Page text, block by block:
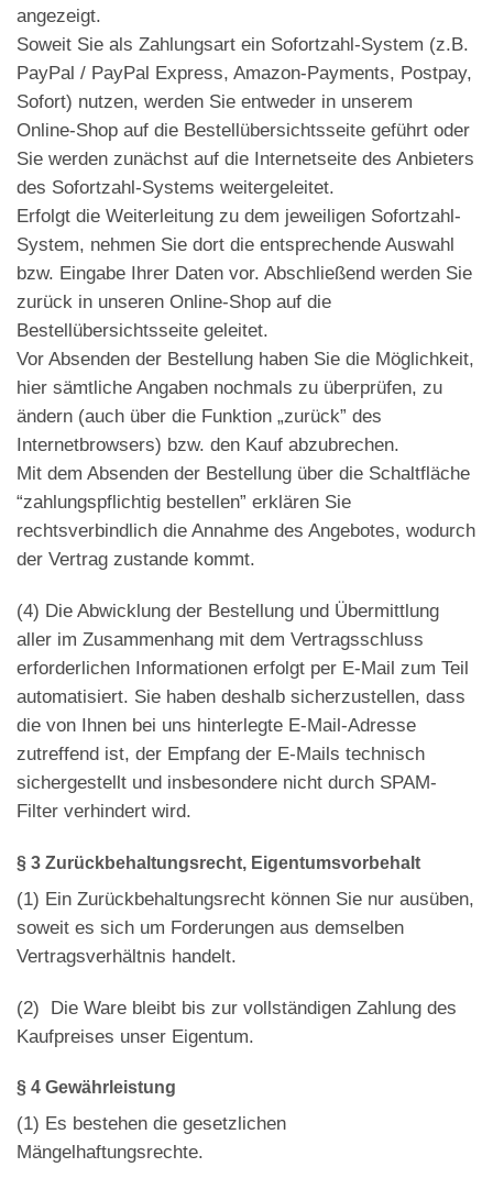
angezeigt.
Soweit Sie als Zahlungsart ein Sofortzahl-System (z.B.
PayPal / PayPal Express, Amazon-Payments, Postpay,
Sofort) nutzen, werden Sie entweder in unserem
Online-Shop auf die Bestellübersichtsseite geführt oder
Sie werden zunächst auf die Internetseite des Anbieters
des Sofortzahl-Systems weitergeleitet.
Erfolgt die Weiterleitung zu dem jeweiligen Sofortzahl-
System, nehmen Sie dort die entsprechende Auswahl
bzw. Eingabe Ihrer Daten vor. Abschließend werden Sie
zurück in unseren Online-Shop auf die
Bestellübersichtsseite geleitet.
Vor Absenden der Bestellung haben Sie die Möglichkeit,
hier sämtliche Angaben nochmals zu überprüfen, zu
ändern (auch über die Funktion „zurück” des
Internetbrowsers) bzw. den Kauf abzubrechen.
Mit dem Absenden der Bestellung über die Schaltfläche
“zahlungspflichtig bestellen” erklären Sie
rechtsverbindlich die Annahme des Angebotes, wodurch
der Vertrag zustande kommt.
(4) Die Abwicklung der Bestellung und Übermittlung
aller im Zusammenhang mit dem Vertragsschluss
erforderlichen Informationen erfolgt per E-Mail zum Teil
automatisiert. Sie haben deshalb sicherzustellen, dass
die von Ihnen bei uns hinterlegte E-Mail-Adresse
zutreffend ist, der Empfang der E-Mails technisch
sichergestellt und insbesondere nicht durch SPAM-
Filter verhindert wird.
§ 3 Zurückbehaltungsrecht, Eigentumsvorbehalt
(1) Ein Zurückbehaltungsrecht können Sie nur ausüben,
soweit es sich um Forderungen aus demselben
Vertragsverhältnis handelt.
(2) Die Ware bleibt bis zur vollständigen Zahlung des
Kaufpreises unser Eigentum.
§ 4 Gewährleistung
(1) Es bestehen die gesetzlichen
Mängelhaftungsrechte.